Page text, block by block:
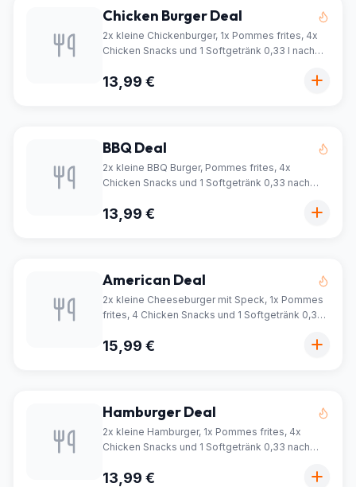
Chicken Burger Deal
2x kleine Chickenburger, 1x Pommes frites, 4x
Chicken Snacks und 1 Softgetränk 0,33 l nach
13,99 €
BBQ Deal
2x kleine BBQ Burger, Pommes frites, 4x
Chicken Snacks und 1 Softgetränk 0,33 nach
13,99 €
American Deal
2x kleine Cheeseburger mit Speck, 1x Pommes
frites, 4 Chicken Snacks und 1 Softgetränk 0,33
15,99 €
Hamburger Deal
2x kleine Hamburger, 1x Pommes frites, 4x
Chicken Snacks und 1 Softgetränk 0,33 nach
13,99 €